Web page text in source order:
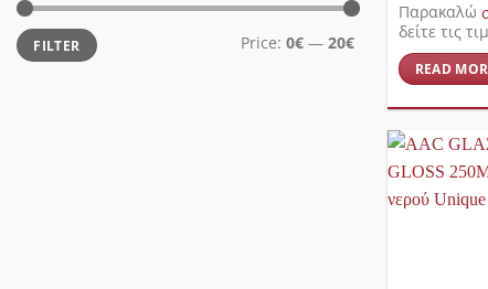
Min
price
Max
price
FILTER Price: 0€ — 20€
Παρακαλώ
δείτε τις
READ